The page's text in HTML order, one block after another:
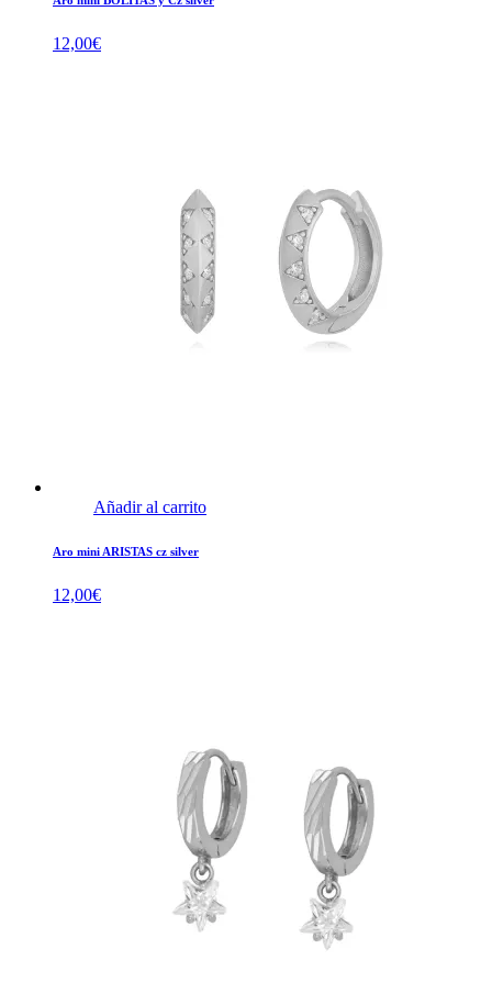
12,00€
Añadir al carrito
Aro mini ARISTAS cz silver
12,00€